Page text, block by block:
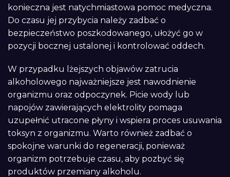
konieczna jest natychmiastowa pomoc medyczna.
Do czasu jej przybycia należy zadbać o
bezpieczeństwo poszkodowanego, ułożyć go w
pozycji bocznej ustalonej i kontrolować oddech.
W przypadku lżejszych objawów zatrucia
alkoholowego najważniejsze jest nawodnienie
organizmu oraz odpoczynek. Picie wody lub
napojów zawierających elektrolity pomaga
uzupełnić utracone płyny i wspiera proces usuwania
toksyn z organizmu. Warto również zadbać o
spokojne warunki do regeneracji, ponieważ
organizm potrzebuje czasu, aby pozbyć się
produktów przemiany alkoholu.